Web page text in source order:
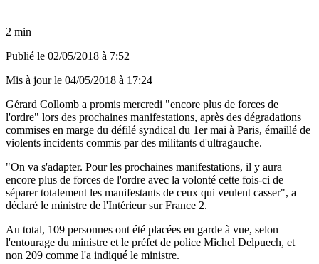
2 min
Publié le 02/05/2018 à 7:52
Mis à jour le 04/05/2018 à 17:24
Gérard Collomb a promis mercredi "encore plus de forces de
l'ordre" lors des prochaines manifestations, après des dégradations
commises en marge du défilé syndical du 1er mai à Paris, émaillé de
violents incidents commis par des militants d'ultragauche.
"On va s'adapter. Pour les prochaines manifestations, il y aura
encore plus de forces de l'ordre avec la volonté cette fois-ci de
séparer totalement les manifestants de ceux qui veulent casser", a
déclaré le ministre de l'Intérieur sur France 2.
Au total, 109 personnes ont été placées en garde à vue, selon
l'entourage du ministre et le préfet de police Michel Delpuech, et
non 209 comme l'a indiqué le ministre.